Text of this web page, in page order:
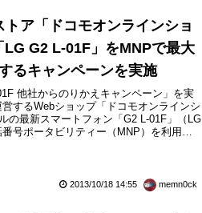
ア「ドコモオンラインショ
LG G2 L-01F」をMNPで最大
るキャンペーンを実施
他社からのりかえキャンペーン」を実
するWebショップ「ドコモオンラインシ
の最新スマートフォン「G2 L-01F」（LG
号ポータビリティー（MNP）を利用し
2013/10/18 14:55 memn0ck